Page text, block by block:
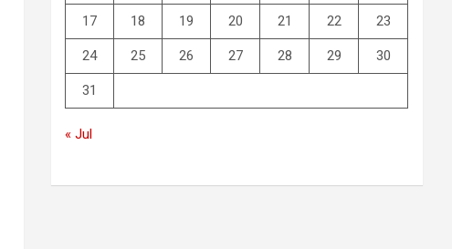
17 18 19 20 21 22 23
24 25 26 27 28 29 30
31
« Jul